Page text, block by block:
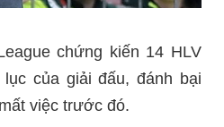
chứng kiến 14 HLV
của giải đấu, đánh bại
việc trước đó.